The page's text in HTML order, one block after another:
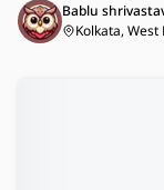
Bablu
Kolkata, West